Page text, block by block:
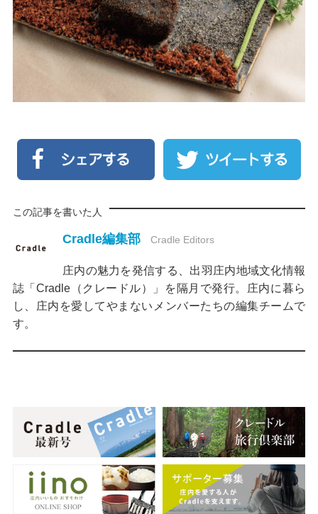
この記事を書いた人
Cradle編集部 Cradle Editors
庄内の魅力を発信する、出羽庄内地域文化情報
誌「Cradle（クレードル）」を隔月で発行。庄内に暮ら
し、庄内を愛してやまないメンバーたちの編集チームで
す。